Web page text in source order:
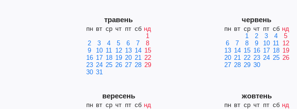
травень
пн вт ср чт пт сб нд
1
2
3 4 5 6 7
8
9
10 11 12 13 14 15
16 17 18 19 20 21 22
23 24 25 26 27 28 29
30 31
червень
пн вт ср чт пт сб нд
1
2 3 4
5
6
7 8 9 10 11 12
13 14 15 16 17 18 19
20 21 22 23 24 25 26
27 28 29 30
вересень
пн вт ср чт пт сб нд
жовтень
пн вт ср чт пт сб нд